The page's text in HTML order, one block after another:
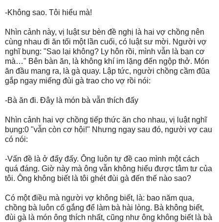
-Không sao. Tôi hiểu mà!
Nhìn cảnh này, vị luật sư bèn đề nghị là hai vợ chồng nên
cùng nhau đi ăn tối một lần cuối, có luật sư mời. Người vợ
nghĩ bụng: "Sao lại không? Ly hôn rồi, mình vẫn là bạn cơ
mà…" Bên bàn ăn, là không khí im lặng đến ngộp thở. Món
ăn đầu mang ra, là gà quay. Lập tức, người chồng cầm đũa
gắp ngay miếng đùi gà trao cho vợ rồi nói:
-Bà ăn đi. Đây là món bà vẫn thích đấy
Nhìn cảnh hai vợ chồng tiếp thức ăn cho nhau, vị luật nghĩ
bụng:0 "vẫn còn cơ hội!" Nhưng ngay sau đó, người vợ cau
có nói:
-Vấn đề là ở đấy đấy. Ông luôn tự đề cao mình một cách
quá đáng. Giờ này mà ông vẫn không hiểu được tâm tư của
tôi. Ông không biết là tôi ghét đùi gà đến thế nào sao?
Có một điều mà người vợ không biết, là: bao năm qua,
chồng bà luôn cố gắng để làm bà hài lòng. Bà không biết,
đùi gà là món ông thích nhất, cũng như ông không biết là bà